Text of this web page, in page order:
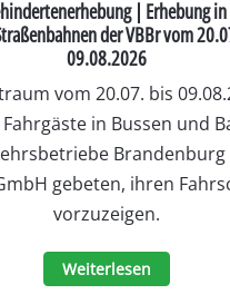
| Erhebung in
der VBBr vom
09.08.2026
vom 20.07. bis
in Bussen und
gebeten, ihren
vorzuzeigen.
Weiterlesen